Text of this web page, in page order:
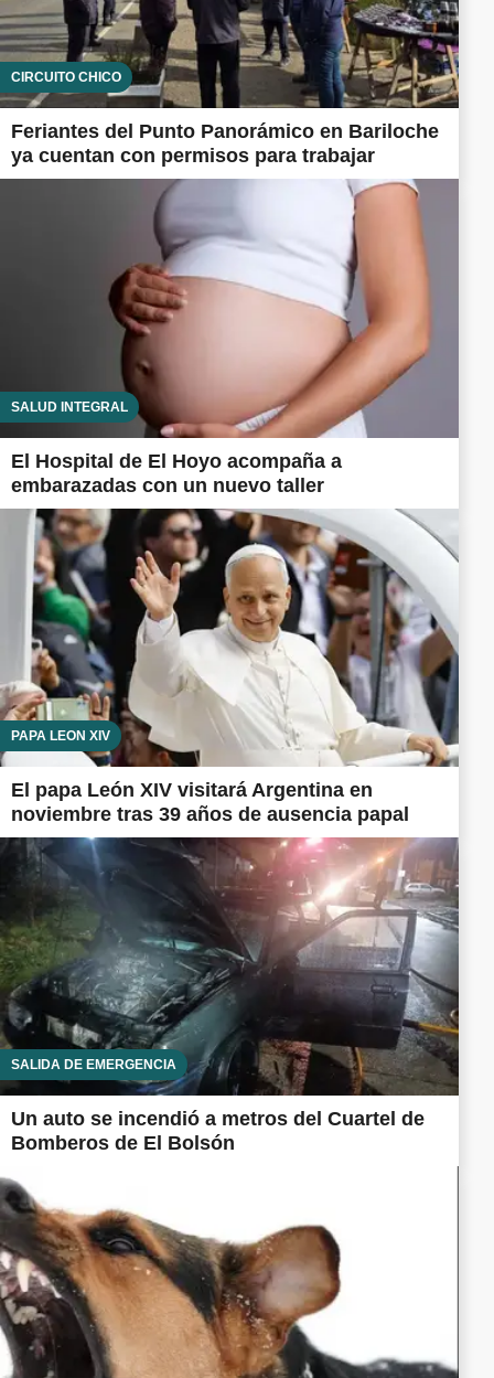
CIRCUITO CHICO
Feriantes del Punto Panorámico en Bariloche
ya cuentan con permisos para trabajar
SALUD INTEGRAL
El Hospital de El Hoyo acompaña a
embarazadas con un nuevo taller
PAPA LEÓN XIV
El papa León XIV visitará Argentina en
noviembre tras 39 años de ausencia papal
SALIDA DE EMERGENCIA
Un auto se incendió a metros del Cuartel de
Bomberos de El Bolsón